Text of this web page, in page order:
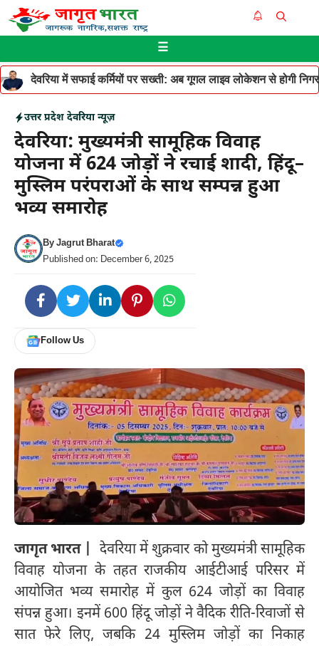
Skip
to
☰
देवरिया में सफाई कर्मियों पर सख्ती: अब गूगल लाइव लोकेशन से होगी
उत्तर प्रदेश देवरिया न्यूज़
देवरिया: मुख्यमंत्री सामूहिक विवाह
योजना में 624 जोड़ों ने रचाई शादी, हिंदू–
मुस्लिम परंपराओं के साथ सम्पन्न हुआ
भव्य समारोह
ByJagrut Bharat
Published on: December 6, 2025
Follow Us
जागृत भारत |
देवरिया में शुक्रवार को मुख्यमंत्री सामूहिक
विवाह योजना के तहत राजकीय आईटीआई परिसर में
आयोजित भव्य समारोह में कुल 624 जोड़ों का विवाह
संपन्न हुआ। इनमें 600 हिंदू जोड़ों ने वैदिक रीति-रिवाजों से
सात फेरे लिए, जबकि 24 मुस्लिम जोड़ों का निकाह